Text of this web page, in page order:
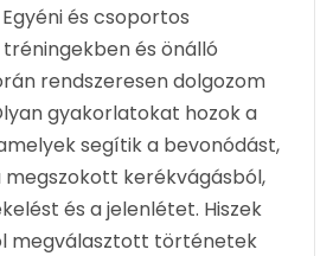
és csoportos
és önálló
rendszeresen dolgozom
gyakorlatokat hozok a
segítik a bevonódást,
megszokott kerékvágásból,
és a jelenlétet. Hiszek
megválasztott történetek